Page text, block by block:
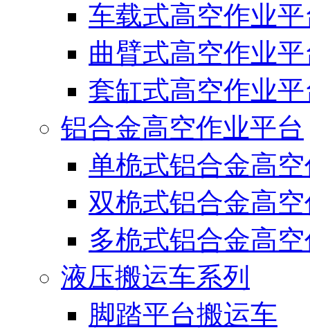
车载式高空作业
曲臂式高空作业
套缸式高空作业
铝合金高空作业平台
单桅式铝合金高
双桅式铝合金高
多桅式铝合金高
液压搬运车系列
脚踏平台搬运车